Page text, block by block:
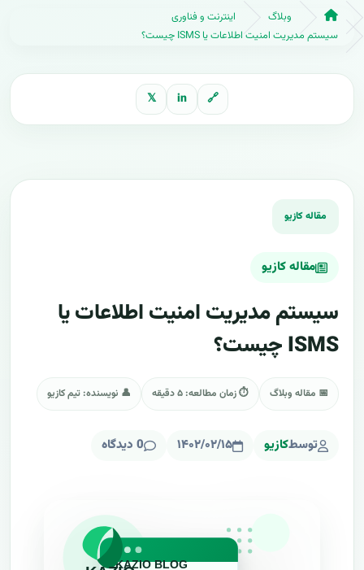
وبلاگ
اینترنت و فناوری
سیستم مدیریت امنیت اطلاعات یا ISMS چیست؟
مقاله کازیو
سیستم مدیریت امنیت اطلاعات یا
ISMS چیست؟
📅 مقاله وبلاگ ⏱ زمان مطالعه: ۵ دقیقه 👤 نویسنده: تیم کازیو
توسطکازیو ۱۴۰۲/۰۲/۱۵ 0 دیدگاه
🔗
in
𝕏